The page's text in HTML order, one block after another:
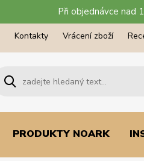
Při objednávce nad
Kontakty Vrácení zboží
PRODUKTY NOARK